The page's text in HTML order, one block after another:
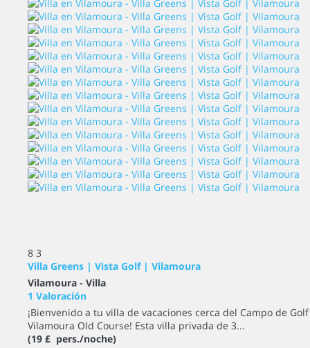
8 3
Villa Greens | Vista Golf | Vilamoura
Vilamoura - Villa
1 Valoración
¡Bienvenido a tu villa de vacaciones cerca del Campo de Golf
Vilamoura Old Course! Esta villa privada de 3...
(19 £ pers./noche)